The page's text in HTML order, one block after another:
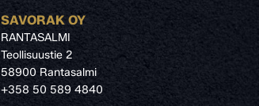
SAVORAK OY
RANTASALMI
Teollisuustie 2
58900 Rantasalmi
+358 50 589 4840